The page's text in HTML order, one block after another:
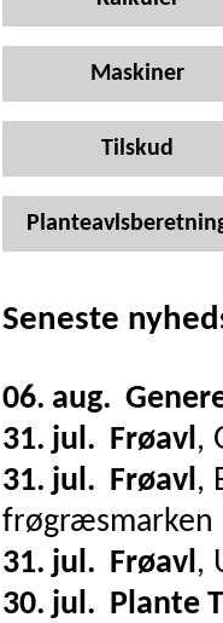
Maskiner
Tilskud
Seneste
06. aug.
31. jul. Frøavl,
31. jul. Frøavl,
frøgræsmarken
31. jul. Frøavl,
30. jul. Plante